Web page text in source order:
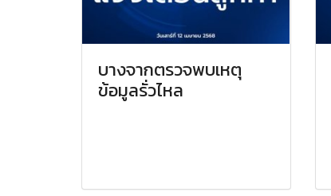
บางจากตรวจพบเหตุ
ข้อมูลรั่วไหล